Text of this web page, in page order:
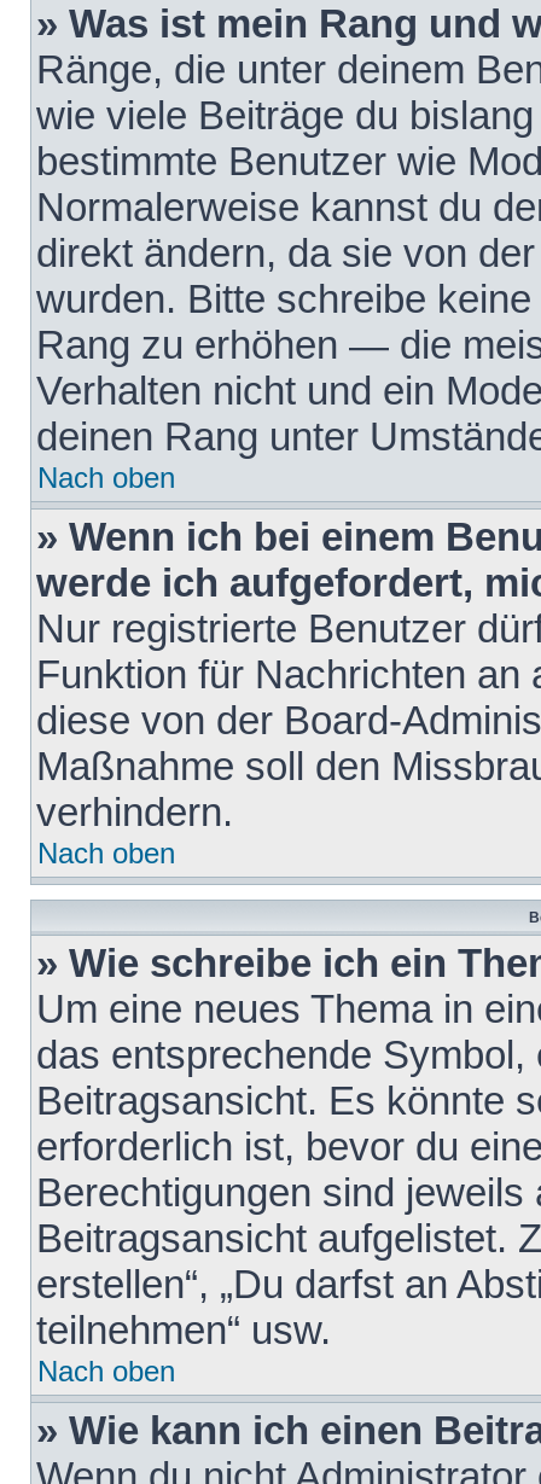
» Was ist mein Rang und
Ränge, die unter deinem
wie viele Beiträge du
bestimmte Benutzer wie
Normalerweise kannst du
direkt ändern, da sie von
wurden. Bitte schreibe
Rang zu erhöhen — die
Verhalten nicht und ein
deinen Rang unter
Nach oben
» Wenn ich bei einem
werde ich aufgefordert,
Nur registrierte Benutzer
Funktion für Nachrichten
diese von der Board-
Maßnahme soll den
verhindern.
Nach oben
» Wie schreibe ich ein
Um eine neues Thema in
das entsprechende
Beitragsansicht. Es könnte
erforderlich ist, bevor du
Berechtigungen sind
Beitragsansicht aufgelistet.
erstellen“, „Du darfst an
teilnehmen“ usw.
Nach oben
» Wie kann ich einen